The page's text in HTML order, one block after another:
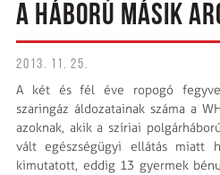
A HÁBORÚ MÁSIK
2013. 11. 25.
A két és fél éve ropogó
szaringáz áldozatainak száma a
azoknak, akik a szíriai
vált egészségügyi ellátás miatt
kimutatott, eddig 13 gyermek